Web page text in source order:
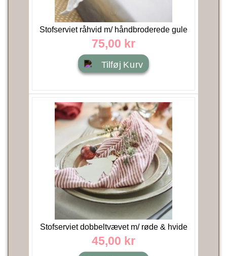
Stofserviet råhvid m/ håndbroderede gule
smørblomster -...
75,00 kr
Tilføj Kurv
Stofserviet dobbeltvævet m/ røde & hvide
striber - Ib...
45,00 kr